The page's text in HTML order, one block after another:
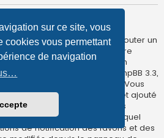
sur ce site, vous
cookies vous permettant
de navigation
qui vous permettait d’ajouter un
à celle présente dans votre
receviez aucune notification
favoris était mis à jour. Dans phpBB 3.3,
similaires aux abonnements. Vous
une notification lorsqu’un sujet ajouté
quant à lui, vous
d’un forum ou d’un sujet auquel
de notification des favoris et des